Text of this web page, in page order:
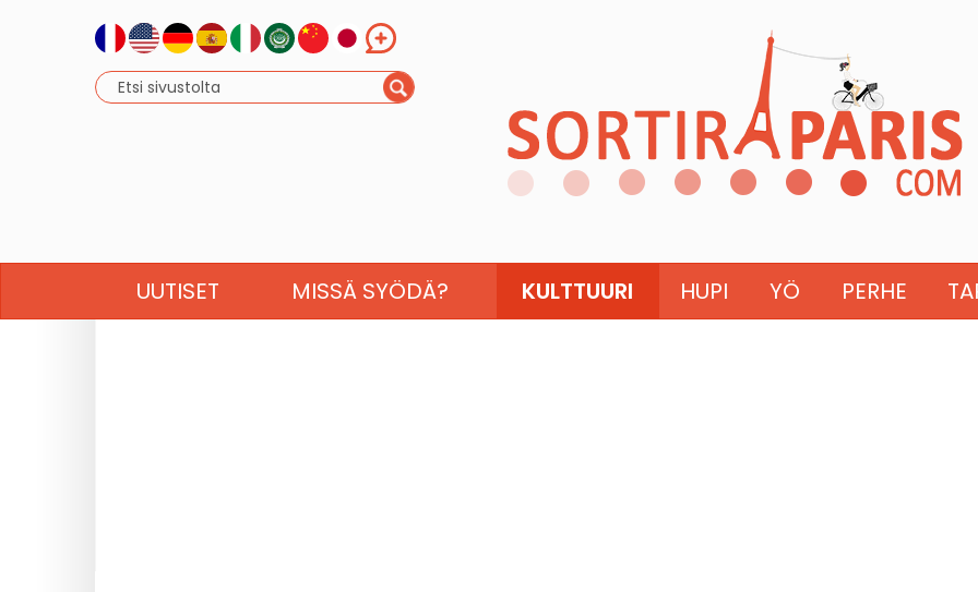
UUTISET MISSÄ SYÖDÄ? KULTTUURI HUPI YÖ PERHE